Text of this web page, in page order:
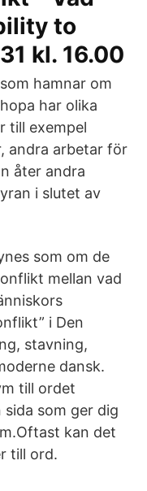
to
kl. 16.00
hamnar om
har olika
till exempel
andra arbetar för
åter andra
i slutet av
som om de
mellan vad
i Den
stavning,
dansk.
till ordet
som ger dig
kan det
till ord.